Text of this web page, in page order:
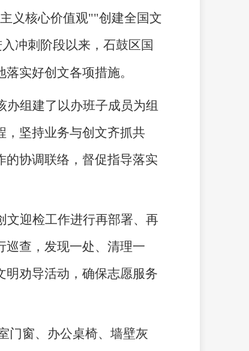
义核心价值观""创建全国文
冲刺阶段以来， 石鼓区国
实好创文各项措施。
办组建了以办班子成员为组
，坚持业务与创文齐抓共
的协调联络，督促指导落实
文迎检工作进行再部署、再
巡查，发现一处、清理一
明劝导活动，确保志愿服务
门窗、办公桌椅、墙壁灰